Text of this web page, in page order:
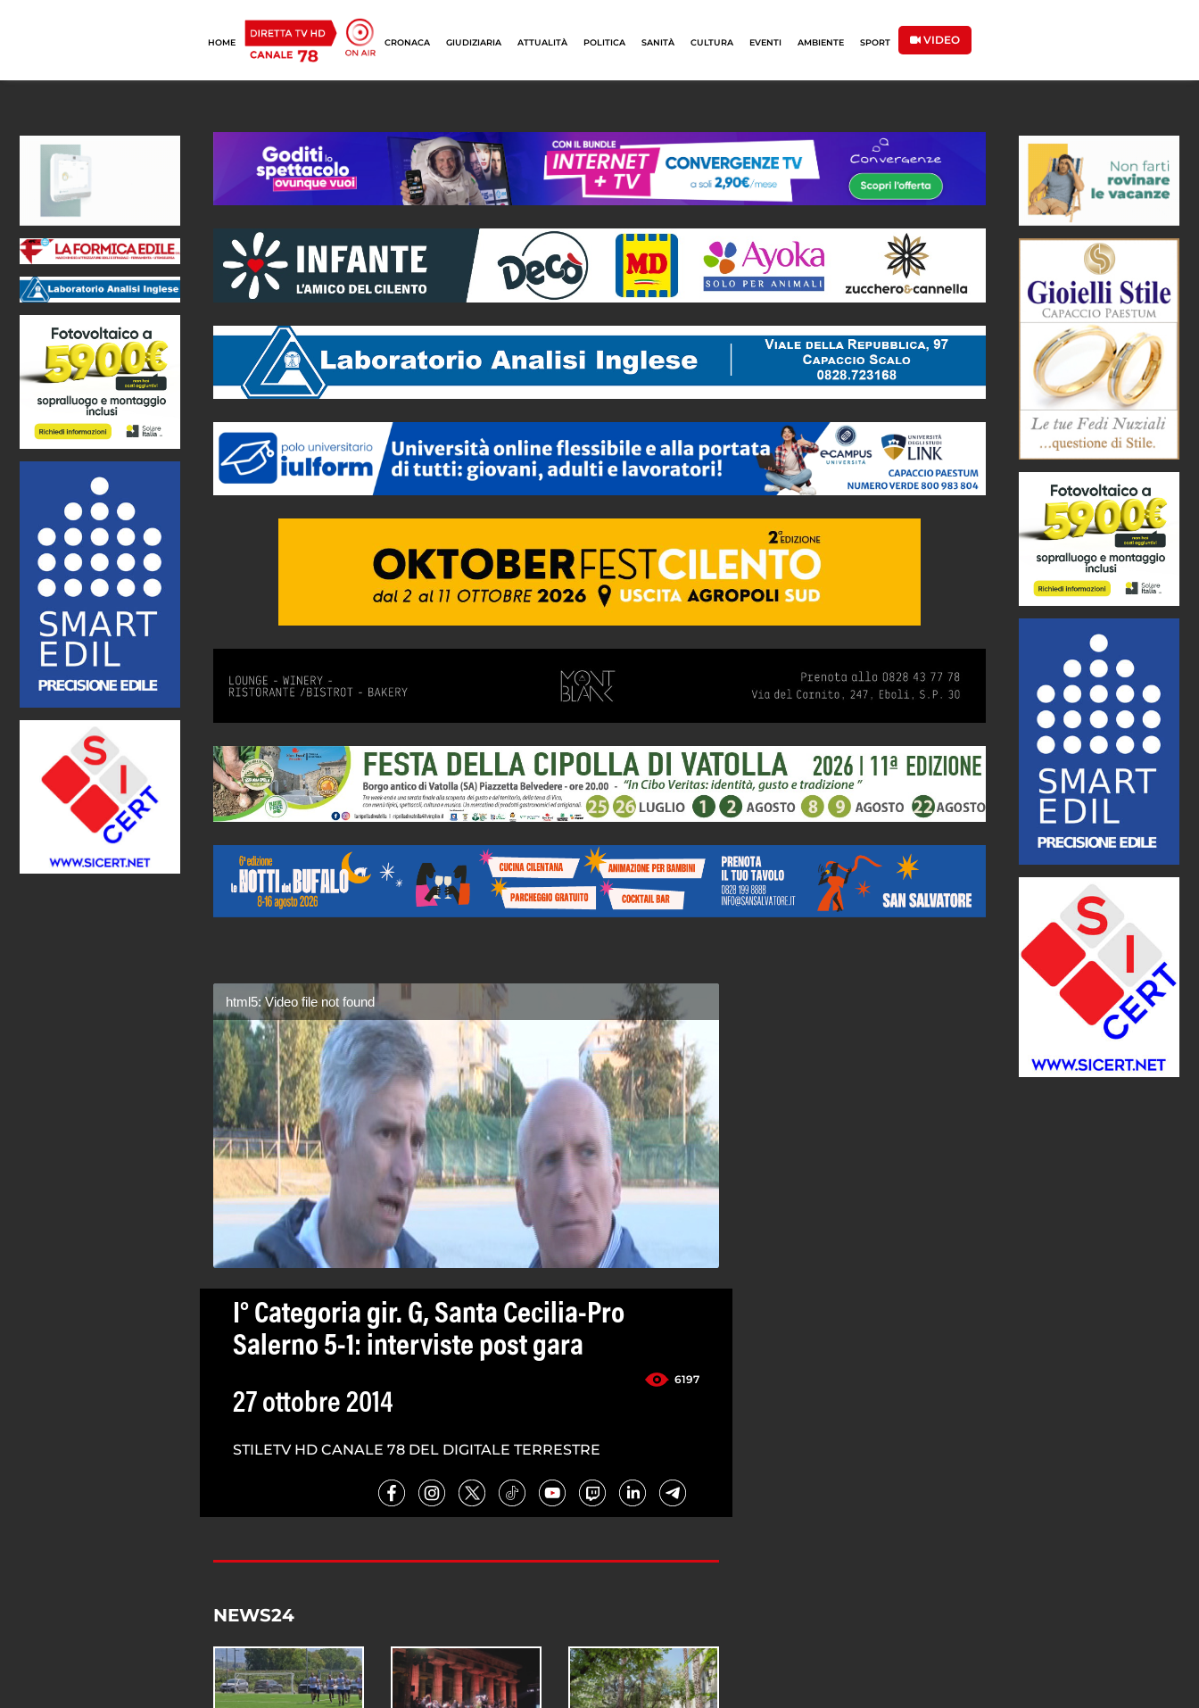
HOME CRONACA GIUDIZIARIA ATTUALITÀ POLITICA SANITÀ CULTURA EVENTI AMBIENTE SPORT VIDEO
html5: Video file not found
I° Categoria gir. G, Santa Cecilia-Pro
Salerno 5-1: interviste post gara
6197
27 ottobre 2014
STILETV HD CANALE 78 DEL DIGITALE TERRESTRE
NEWS24